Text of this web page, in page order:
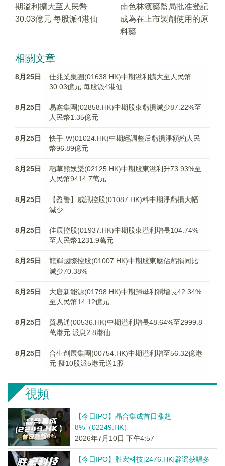
期溢利擴大至人民幣
30.03億元 每股派4港仙
南色林獲藥監局批准登記
成為在上市製劑使用的原
料藥
相關文章
8月25日
佳兆業集團(01638.HK)中期溢利擴大至人民幣
30.03億元 每股派4港仙
8月25日
易鑫集團(02858.HK)中期股東虧損減少87.22%至
人民幣1.35億元
8月25日
快手-W(01024.HK)中期經調整后虧損淨額約人民
幣96.89億元
8月25日
稻草熊娛樂(02125.HK)中期股東溢利升73.93%至
人民幣9414.7萬元
8月25日
【盈警】威訊控股(01087.HK)料中期淨虧損大幅
減少
8月25日
佳辰控股(01937.HK)中期股東溢利增長104.74%
至人民幣1231.9萬元
8月25日
龍輝國際控股(01007.HK)中期股東應佔虧損同比
減少70.38%
8月25日
大唐新能源(01798.HK)中期歸母利潤增長42.34%
至人民幣14.12億元
8月25日
貿易通(00536.HK)中期溢利增長48.64%至2999.8
萬港元 派息2.8港仙
8月25日
合生創展集團(00754.HK)中期溢利增至56.32億港
元 擬10股派5港元送1股
視頻
【今日IPO】晶合集成首日涨超
8%（02249.HK）
2026年7月10日 下午4:57
【今日IPO】胜宏科技[2476.HK]辟谣获唱多